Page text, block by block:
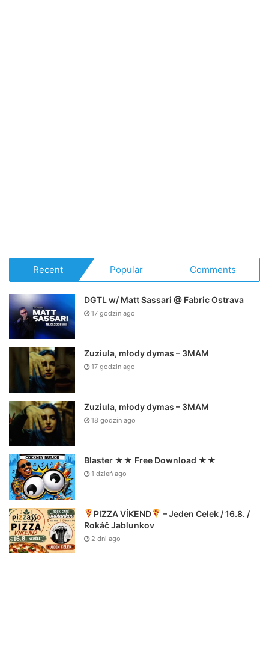
Recent Popular Comments
DGTL w/ Matt Sassari @ Fabric Ostrava
17 godzin ago
Zuziula, młody dymas – 3MAM
17 godzin ago
Zuziula, młody dymas – 3MAM
18 godzin ago
Blaster ★★ Free Download ★★
1 dzień ago
PIZZA VÍKEND
– Jeden Celek / 16.8. /
Rokáč Jablunkov
2 dni ago